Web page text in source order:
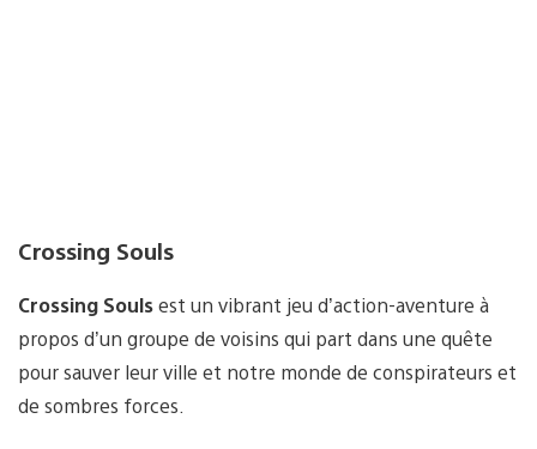
Crossing Souls
Crossing Soulsest un vibrant jeu d’action-aventure à
propos d’un groupe de voisins qui part dans une quête
pour sauver leur ville et notre monde de conspirateurs et
de sombres forces.